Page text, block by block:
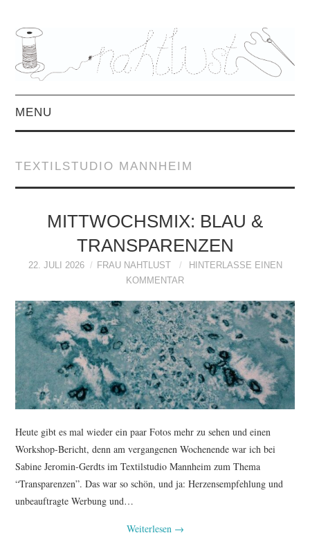
MENU
MITTWOCHSMIX &
INTERVIEWS
TUTORIALS
WORKSHOPS
PAPIERLIEBE AM
MONTAG
IMPRESSUM
DATENSCHUTZ
TEXTILSTUDIO MANNHEIM
MITTWOCHSMIX: BLAU &
TRANSPARENZEN
22. JULI 2026 FRAU NAHTLUST
HINTERLASSE EINEN
KOMMENTAR
Heute gibt es mal wieder ein paar Fotos mehr zu sehen und einen
Workshop-Bericht, denn am vergangenen Wochenende war ich bei
Sabine Jeromin-Gerdts im Textilstudio Mannheim zum Thema
“Transparenzen”. Das war so schön, und ja: Herzensempfehlung und
unbeauftragte Werbung und…
Weiterlesen →